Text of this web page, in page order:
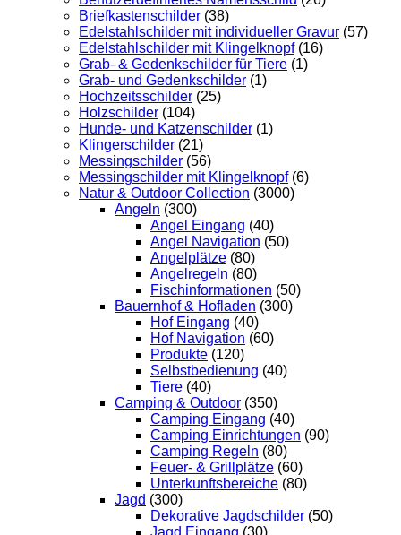
Briefkastenschilder (38)
Edelstahlschilder mit individueller Gravur (57)
Edelstahlschilder mit Klingelknopf (16)
Grab- & Gedenkschilder für Tiere (1)
Grab- und Gedenkschilder (1)
Hochzeitsschilder (25)
Holzschilder (104)
Hunde- und Katzenschilder (1)
Klingerschilder (21)
Messingschilder (56)
Messingschilder mit Klingelknopf (6)
Natur & Outdoor Collection (3000)
Angeln (300)
Angel Eingang (40)
Angel Navigation (50)
Angelplätze (80)
Angelregeln (80)
Fischinformationen (50)
Bauernhof & Hofladen (300)
Hof Eingang (40)
Hof Navigation (60)
Produkte (120)
Selbstbedienung (40)
Tiere (40)
Camping & Outdoor (350)
Camping Eingang (40)
Camping Einrichtungen (90)
Camping Regeln (80)
Feuer- & Grillplätze (60)
Unterkunftsbereiche (80)
Jagd (300)
Dekorative Jagdschilder (50)
Jagd Eingang (30)